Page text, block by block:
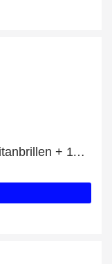
Genießen Sie 30% Rabatt auf Titanbrillen + 11% zusätzlichen Rabatt